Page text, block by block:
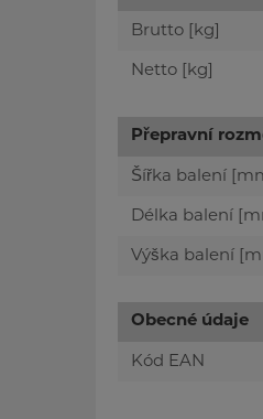
Brutto [kg]
Netto [kg]
Přepravní
Šířka balení
Délka balení
Výška balení
Obecné údaje
Kód EAN